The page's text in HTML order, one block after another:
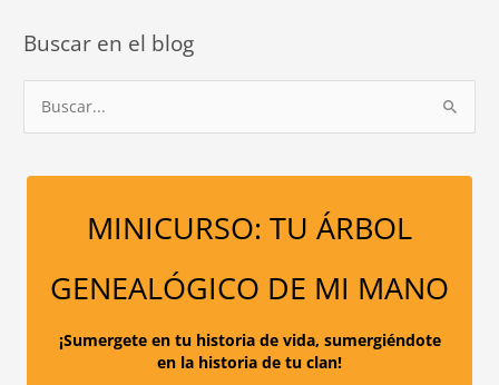
Buscar en el blog
c
MINICURSO: TU ÁRBOL
GENEALÓGICO DE MI MANO
¡Sumergete en tu historia de vida, sumergiéndote
en la historia de tu clan!